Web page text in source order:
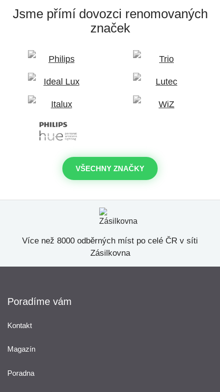
Jsme přímí dovozci renomovaných
značek
VŠECHNY ZNAČKY
Více než 8000 odběrných míst po celé ČR v síti
Zásilkovna
Poradíme vám
Kontakt
Magazín
Poradna